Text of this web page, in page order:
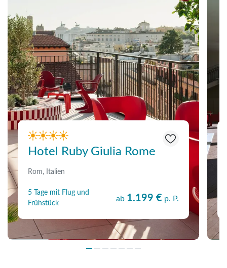
Hotel Ruby Giulia Rome
Rom, Italien
5 Tage mit Flug und
Frühstück
ab 1.199 € p. P.